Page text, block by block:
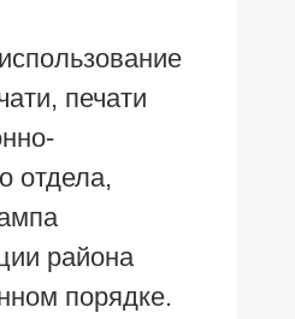
печати
отдела,
района
порядке.